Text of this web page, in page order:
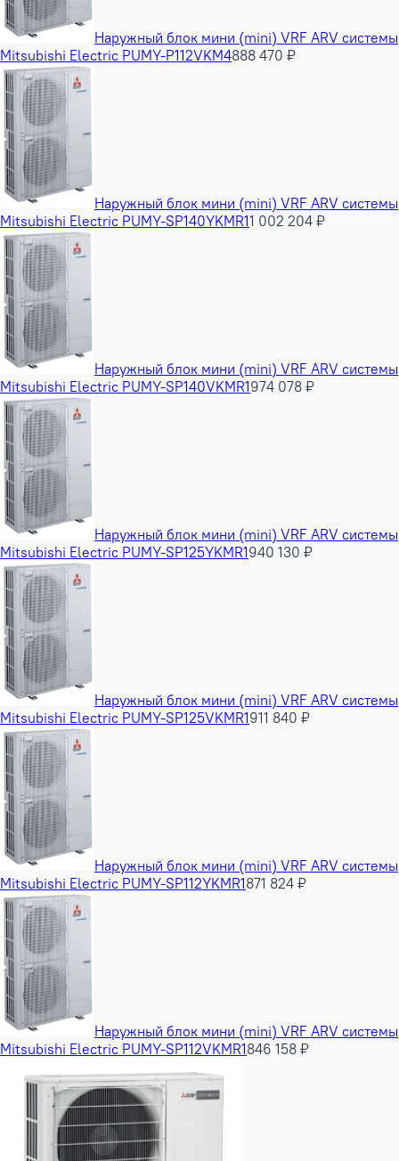
Наружный блок мини (mini) VRF ARV системы
Mitsubishi Electric PUMY-P112VKM4888 470 ₽
Наружный блок мини (mini) VRF ARV системы
Mitsubishi Electric PUMY-SP140YKMR11 002 204 ₽
Наружный блок мини (mini) VRF ARV системы
Mitsubishi Electric PUMY-SP140VKMR1974 078 ₽
Наружный блок мини (mini) VRF ARV системы
Mitsubishi Electric PUMY-SP125YKMR1940 130 ₽
Наружный блок мини (mini) VRF ARV системы
Mitsubishi Electric PUMY-SP125VKMR1911 840 ₽
Наружный блок мини (mini) VRF ARV системы
Mitsubishi Electric PUMY-SP112YKMR1871 824 ₽
Наружный блок мини (mini) VRF ARV системы
Mitsubishi Electric PUMY-SP112VKMR1846 158 ₽